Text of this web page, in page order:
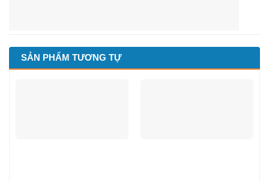
SẢN PHẨM TƯƠNG TỰ